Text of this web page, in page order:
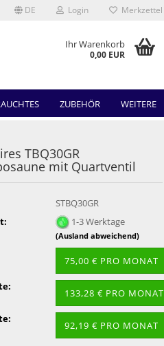
DE Login Merkzettel
Ihr Warenkorb
0,00 EUR
ZUBEHÖR WEITERE
TBQ30GR
mit Quartventil
STBQ30GR
1-3 Werktage
(Ausland abweichend)
75,00 € PRO MONAT
133,28 € PRO MONAT
92,19 € PRO MONAT